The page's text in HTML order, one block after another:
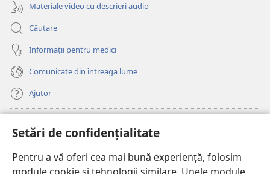
Setări de confidențialitate
Pentru a vă oferi cea mai bună experiență, folosim
Materiale video cu descrieri audio
Căutare
Informații pentru medici
Comunicate din întreaga lume
Ajutor
(se
deschide
o
fereastră
Watchtower – BIBLIOTECĂ ONLINE™
(se